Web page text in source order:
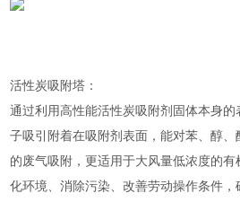
活性炭吸附塔：
通过利用高性能活性炭吸附剂固体本身
子吸引附着在吸附剂表面，能对苯、醇、
的废气吸附，更适用于大风量低浓度的
化环境、消除污染、改善劳动操作条件